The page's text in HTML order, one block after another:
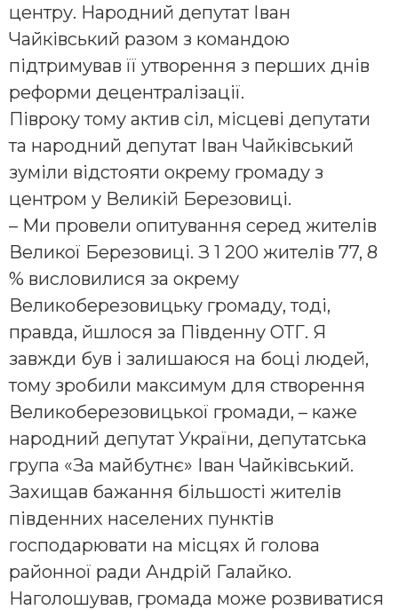
центру. Народний депутат Іван
Чайківський разом з командою
підтримував її утворення з перших днів
реформи децентралізації.
Півроку тому актив сіл, місцеві депутати
та народний депутат Іван Чайківський
зуміли відстояти окрему громаду з
центром у Великій Березовиці.
– Ми провели опитування серед жителів
Великої Березовиці. З 1 200 жителів 77, 8
% висловилися за окрему
Великоберезовицьку громаду, тоді,
правда, йшлося за Південну ОТГ. Я
завжди був і залишаюся на боці людей,
тому зробили максимум для створення
Великоберезовицької громади, – каже
народний депутат України, депутатська
група «За майбутнє» Іван Чайківський.
Захищав бажання більшості жителів
південних населених пунктів
господарювати на місцях й голова
районної ради Андрій Галайко.
Наголошував, громада може розвиватися